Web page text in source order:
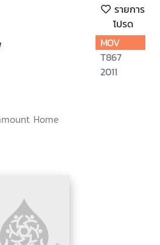
รายการ
โปรด
Home
MOV
T867
2011